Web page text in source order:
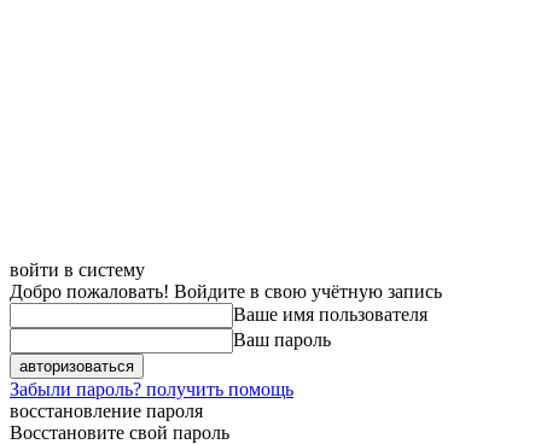
войти в систему
Добро пожаловать! Войдите в свою учётную запись
Ваше имя пользователя
Ваш пароль
Забыли пароль? получить помощь
восстановление пароля
Восстановите свой пароль